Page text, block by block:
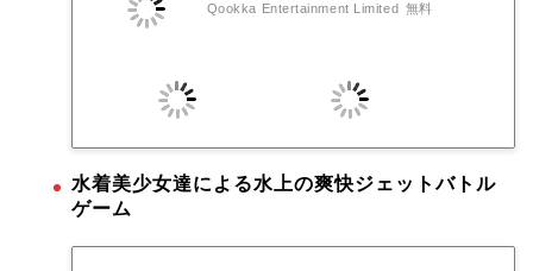
Qookka Entertainment Limited 無料
水着美少女達による水上の爽快ジェットバトル
ゲーム